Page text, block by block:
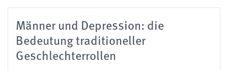
Männer und Depression: die
Bedeutung traditioneller
Geschlechterrollen